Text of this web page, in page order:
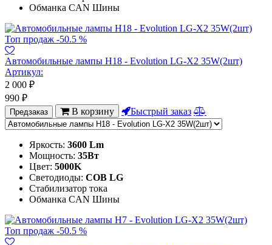
Обманка CAN Шины
Топ продаж -50.5 %
Автомобильные лампы H18 - Evolution LG-X2 35W(2шт)
Артикул:
2 000 ₽
990 ₽
Предзаказ В корзину Быстрый заказ
Яркость: 3600 Lm
Мощность: 35Вт
Цвет: 5000K
Светодиоды: COB LG
Стабилизатор тока
Обманка CAN Шины
Топ продаж -50.5 %